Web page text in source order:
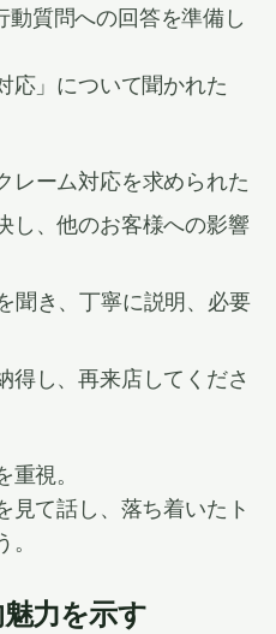
質問への回答を準備し
応」について聞かれた
レーム対応を求められた
し、他のお客様への影響
聞き、丁寧に説明、必要
得し、再来店してくださ
視。
見て話し、落ち着いたト
力を示す